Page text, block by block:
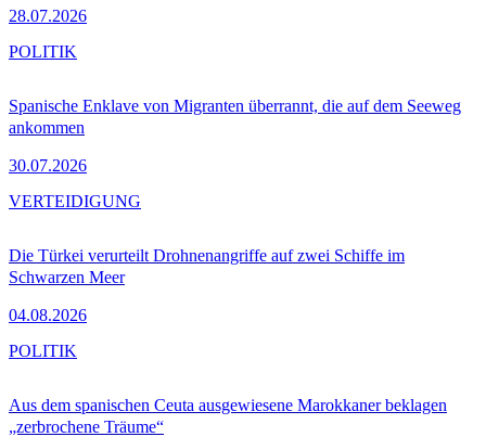
28.07.2026
Spanische Enklave von Migranten überrannt, die auf dem Seeweg
ankommen
30.07.2026
POLITIK
Die Türkei verurteilt Drohnenangriffe auf zwei Schiffe im
Schwarzen Meer
04.08.2026
VERTEIDIGUNG
Aus dem spanischen Ceuta ausgewiesene Marokkaner beklagen
„zerbrochene Träume“
POLITIK